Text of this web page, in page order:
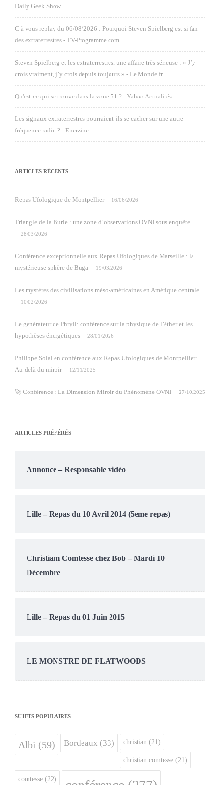
Daily Geek Show
C à vous replay du 06/08/2026 : Pourquoi Steven Spielberg est si fan
des extraterrestres - TV-Programme.com
Steven Spielberg et les extraterrestres, une affaire très sérieuse : « J’y
crois vraiment, j’y crois depuis toujours » - Le Monde.fr
Qu'est-ce qui se trouve dans la zone 51 ? - Yahoo Actualités
Les signaux extraterrestres pourraient-ils se cacher sur une autre
fréquence radio ? - Enerzine
ARTICLES RÉCENTS
Repas Ufologique de Montpellier 16/06/2026
Triangle de la Burle : une zone d’observations OVNI sous enquête
28/03/2026
Conférence exceptionnelle aux Repas Ufologiques de Marseille : la
mystérieuse sphère de Buga
19/03/2026
Les mystères des civilisations méso-américaines en Amérique centrale
10/02/2026
Le générateur de Phryll: conférence sur la physique de l’éther et les
hypothèses énergétiques
28/01/2026
Philippe Solal en conférence aux Repas Ufologiques de Montpellier:
Au-delà du miroir
12/11/2025
🚀 Conférence : La Dimension Miroir du Phénomène OVNI 27/10/2025
ARTICLES PRÉFÉRÉS
Annonce – Responsable vidéo
Lille – Repas du 10 Avril 2014 (5eme repas)
Christiam Comtesse chez Bob – Mardi 10
Décembre
Lille – Repas du 01 Juin 2015
LE MONSTRE DE FLATWOODS
SUJETS POPULAIRES
Albi(59) Bordeaux(33) christian (21)
christian comtesse (21)
comtesse (22)